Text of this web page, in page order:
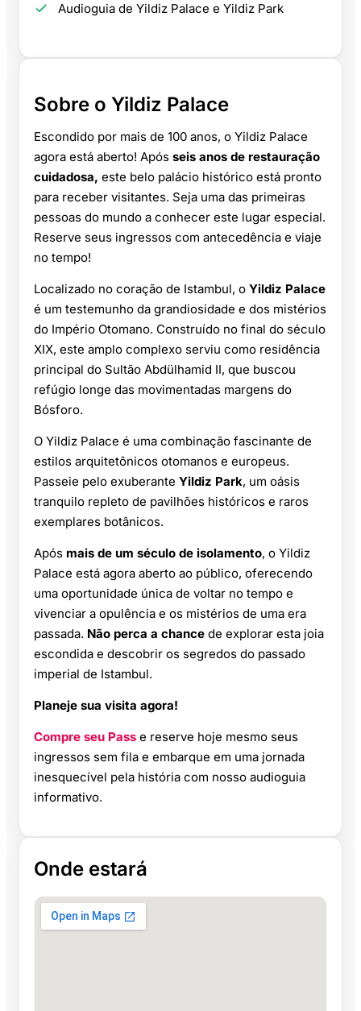
Audioguia de Yildiz Palace e Yildiz Park
Sobre o Yildiz Palace
Escondido por mais de 100 anos, o Yildiz Palace
agora está aberto! Após seis anos de restauração
cuidadosa, este belo palácio histórico está pronto
para receber visitantes. Seja uma das primeiras
pessoas do mundo a conhecer este lugar especial.
Reserve seus ingressos com antecedência e viaje
no tempo!
Localizado no coração de Istambul, o Yildiz Palace
é um testemunho da grandiosidade e dos mistérios
do Império Otomano. Construído no final do século
XIX, este amplo complexo serviu como residência
principal do Sultão Abdülhamid II, que buscou
refúgio longe das movimentadas margens do
Bósforo.
O Yildiz Palace é uma combinação fascinante de
estilos arquitetônicos otomanos e europeus.
Passeie pelo exuberante Yildiz Park, um oásis
tranquilo repleto de pavilhões históricos e raros
exemplares botânicos.
Após mais de um século de isolamento, o Yildiz
Palace está agora aberto ao público, oferecendo
uma oportunidade única de voltar no tempo e
vivenciar a opulência e os mistérios de uma era
passada. Não perca a chance de explorar esta joia
escondida e descobrir os segredos do passado
imperial de Istambul.
Planeje sua visita agora!
Compre seu Pass e reserve hoje mesmo seus
ingressos sem fila e embarque em uma jornada
inesquecível pela história com nosso audioguia
informativo.
Onde estará